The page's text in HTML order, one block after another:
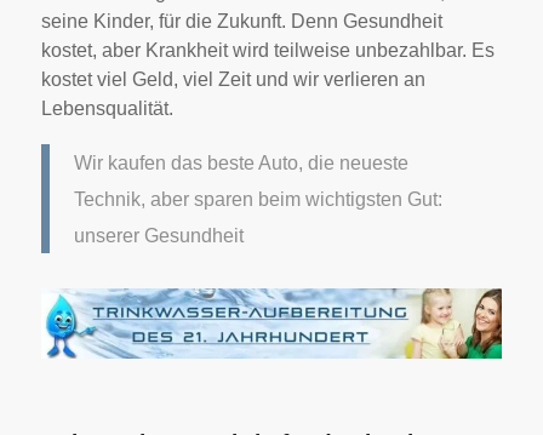
seine Kinder, für die Zukunft. Denn Gesundheit
kostet, aber Krankheit wird teilweise unbezahlbar. Es
kostet viel Geld, viel Zeit und wir verlieren an
Lebensqualität.
Wir kaufen das beste Auto, die neueste
Technik, aber sparen beim wichtigsten Gut:
unserer Gesundheit